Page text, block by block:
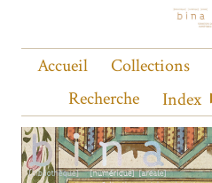
Accueil Collections
Recherche
Index